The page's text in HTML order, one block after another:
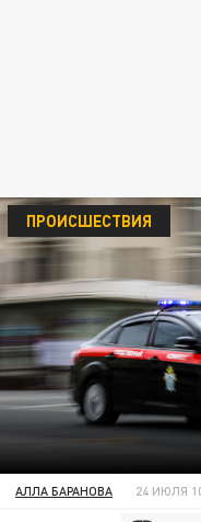
ПРОИСШЕСТВИЯ
АЛЛА БАРАНОВА 24 ИЮЛЯ